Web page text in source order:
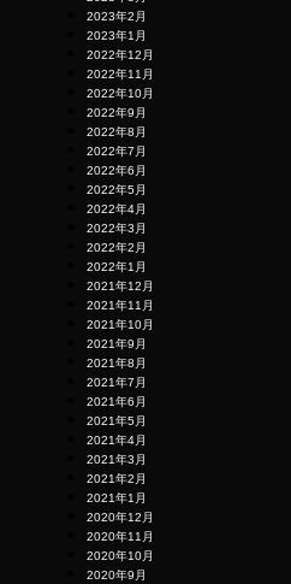
2023年2月
2023年1月
2022年12月
2022年11月
2022年10月
2022年9月
2022年8月
2022年7月
2022年6月
2022年5月
2022年4月
2022年3月
2022年2月
2022年1月
2021年12月
2021年11月
2021年10月
2021年9月
2021年8月
2021年7月
2021年6月
2021年5月
2021年4月
2021年3月
2021年2月
2021年1月
2020年12月
2020年11月
2020年10月
2020年9月